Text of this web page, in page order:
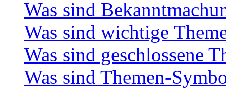
Was sind
Was sind wichtige
Was sind geschlossene
Was sind Themen-